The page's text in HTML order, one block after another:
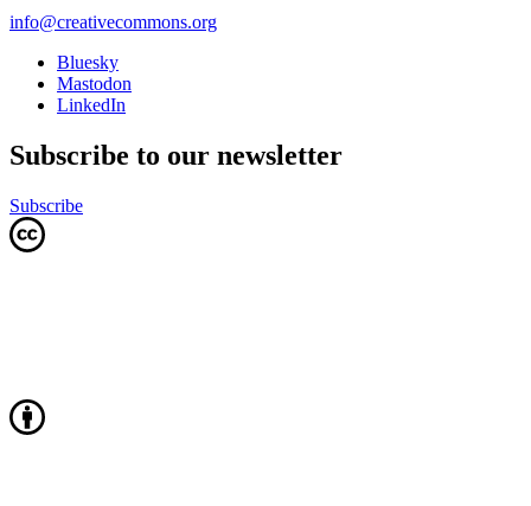
info@creativecommons.org
Bluesky
Mastodon
LinkedIn
Subscribe to our newsletter
Subscribe